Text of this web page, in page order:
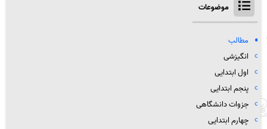
موضوعات
مطالب
انگیزشی
اول ابتدایی
پنجم ابتدایی
جزوات دانشگاهی
چهارم ابتدایی